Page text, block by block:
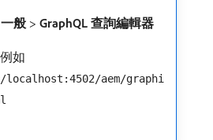
一般 > GraphQL 查詢編輯器
如
aem/graphi